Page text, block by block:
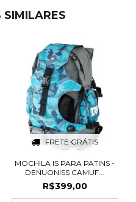
FRETE GRÁTIS
MOCHILA IS PARA PATINS -
DENUONISS CAMUF...
R$399,00